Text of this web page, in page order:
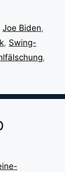
Joe Biden,
, Swing-
,